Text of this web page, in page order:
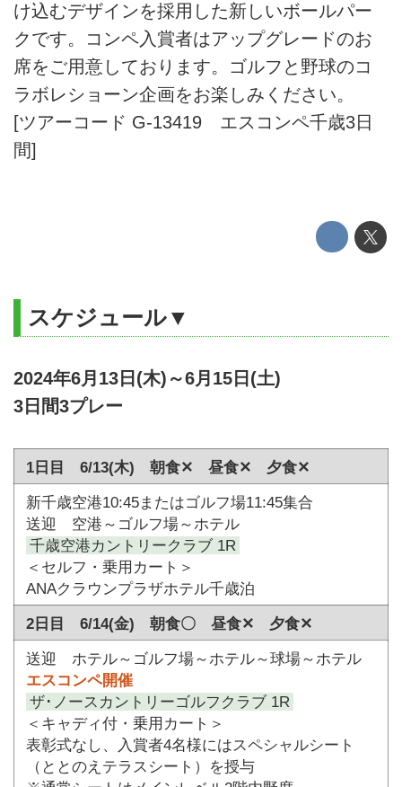
け込むデザインを採用した新しいボールパー
クです。コンペ入賞者はアップグレードのお
席をご用意しております。ゴルフと野球のコ
ラボレショーン企画をお楽しみください。
[ツアーコード G-13419 エスコンペ千歳3日
間]
スケジュール▼
2024年6月13日(木)～6月15日(土)
3日間3プレー
1日目 6/13(木) 朝食✕ 昼食✕ 夕食✕
新千歳空港10:45またはゴルフ場11:45集合
送迎 空港～ゴルフ場～ホテル
千歳空港カントリークラブ 1R
＜セルフ・乗用カート＞
ANAクラウンプラザホテル千歳泊
2日目 6/14(金) 朝食〇 昼食✕ 夕食✕
送迎 ホテル～ゴルフ場～ホテル～球場～ホテル
エスコンペ開催
ザ･ノースカントリーゴルフクラブ 1R
＜キャディ付・乗用カート＞
表彰式なし、入賞者4名様にはスペシャルシート
（ととのえテラスシート）を授与